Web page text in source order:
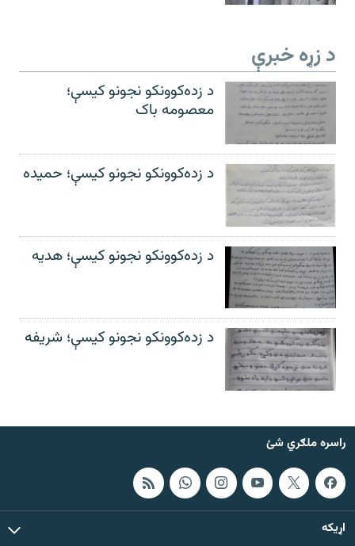
د زړه خبرې
د زده‌کوونکو نجونو کیسې؛
معصومه باک
د زده‌کوونکو نجونو کیسې؛ حمیده
د زده‌کوونکو نجونو کیسې؛ هدیه
د زده‌کوونکو نجونو کیسې؛ شریفه
راسره ملګري شئ
اړيکه